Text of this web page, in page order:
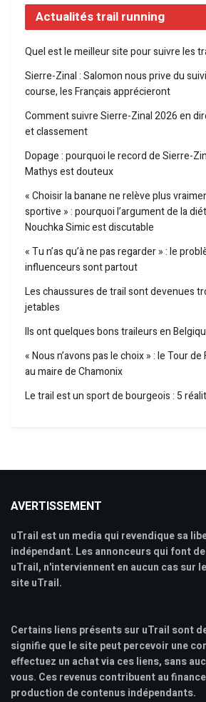
Actualités trail running
Quel est le meilleur site pour suivre les
Sierre-Zinal : Salomon nous prive du
course, les Français apprécieront
Comment suivre Sierre-Zinal 2026 en
et classement
Dopage : pourquoi le record de Sierre-
Mathys est douteux
« Choisir la banane ne relève plus
sportive » : pourquoi l’argument de la
Nouchka Simic est discutable
« Tu n’as qu’à ne pas regarder » : le
influenceurs sont partout
Les chaussures de trail sont devenues
jetables
Ils ont quelques bons traileurs en
« Nous n’avons pas le choix » : le Tour
au maire de Chamonix
Le trail est un sport de bourgeois : 5
AVERTISSEMENT
uTrail est un media qui revendique sa
indépendant. Les annonceurs qui font
uTrail, n'interviennent en aucun cas sur
site uTrail.
Certains liens présents sur uTrail sont
signifie que le site peut percevoir une
effectuez un achat via ces liens, sans
vous. Ces revenus contribuent au
production de contenus indépendants.